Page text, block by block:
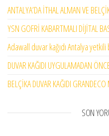
ANTALYA’DA İTHAL ALMAN VE
YSN GOFRİ KABARTMALI DİJİTAL
Adawall duvar kağıdı Antalya
DUVAR KAĞIDI UYGULAMADAN
BELÇİKA DUVAR KAĞIDI
SON